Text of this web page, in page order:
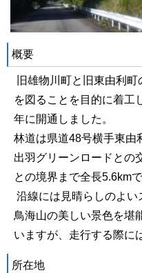
概要
旧雄物川町と旧東由利
を図ることを目的に着工
年に開通しました。
林道は県道48号横手東由
出羽グリーンロードとの
との境界まで全長5.6kmで
沿線には見晴らしのよ
鳥海山の美しい景色を堪
いますが、走行する際に
所在地